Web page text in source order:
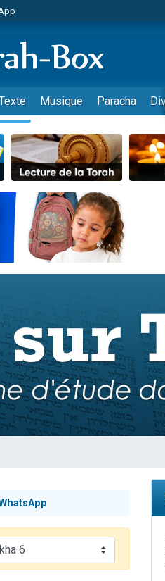
de vacances aux Orphelins
80 ans, dans un appartement
la jambe de Yohan
: Le Chabbath et le Birkat Hamazone
Musique Paracha